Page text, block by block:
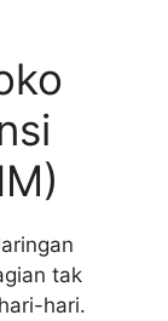
tak
hari.